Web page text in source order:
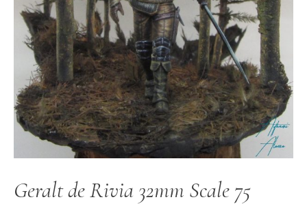
Geralt de Rivia 32mm Scale 75